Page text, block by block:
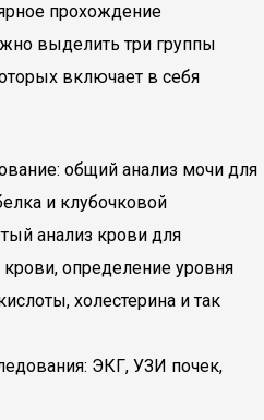
прохождение
выделить три группы
включает в себя
общий анализ мочи для
и клубочковой
анализ крови для
определение уровня
холестерина и так
ЭКГ, УЗИ почек,